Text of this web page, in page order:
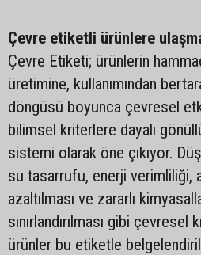
Çevre etiketli ürünlere
Çevre Etiketi; ürünlerin
üretimine, kullanımından
döngüsü boyunca çevresel
bilimsel kriterlere dayalı
sistemi olarak öne çıkıyor.
su tasarrufu, enerji verimliliği,
azaltılması ve zararlı
sınırlandırılması gibi çevresel
ürünler bu etiketle